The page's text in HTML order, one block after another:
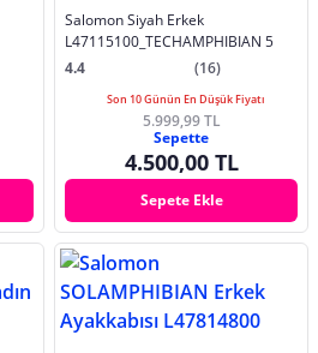
Salomon Siyah Erkek
L47115100_TECHAMPHIBIAN 5
4.4
(16)
Son 10 Günün En Düşük Fiyatı
5.999,99 TL
Sepette
4.500,00 TL
Sepete Ekle